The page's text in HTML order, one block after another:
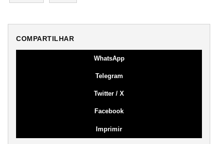
COMPARTILHAR
WhatsApp
Telegram
Twitter / X
Facebook
Imprimir